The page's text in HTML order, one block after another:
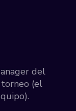
del
(el